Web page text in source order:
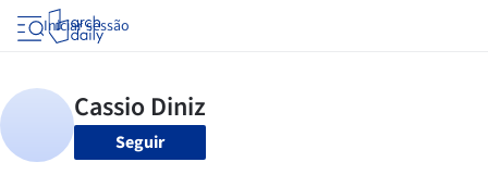
Iniciar sessão
Seguir